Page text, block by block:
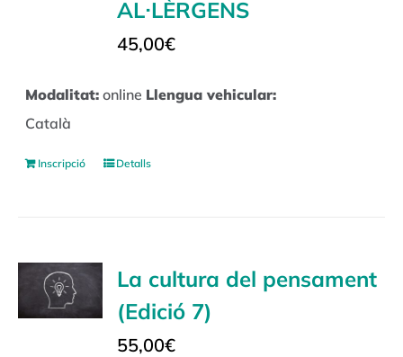
AL·LÈRGENS
45,00€
Modalitat: online Llengua vehicular:
Català
Inscripció Detalls
La cultura del pensament
(Edició 7)
55,00€